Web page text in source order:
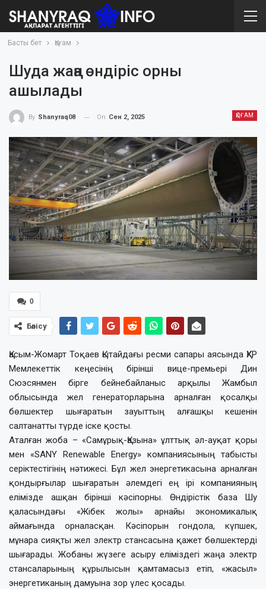
Басты бет Қоғам
Шуда жаңа өндіріс орны
ашылады
ҚОҒАМ
By Shanyraq08 On Сен 2, 2025
0
Бөлісу
Қасым-Жомарт Тоқаев Қытайдағы ресми сапары аясында ҚХР
Мемлекеттік кеңесінің бірінші вице-премьері Дин
Сюэсянмен бірге бейнебайланыс арқылы Жамбыл
облысында жел генераторларына арналған қосалқы
бөлшектер шығаратын зауыттың алғашқы кешенін
салтанатты түрде іске қосты.
Аталған жоба – «Самұрық-Қазына» ұлттық әл-ауқат қоры
мен «SANY Renewable Energy» компаниясының табысты
серіктестігінің нәтижесі. Бұл жел энергетикасына арналған
қондырғылар шығаратын әлемдегі ең ірі компанияның
елімізде ашқан бірінші кәсіпорны. Өндірістік база Шу
қаласындағы «Жібек жолы» арнайы экономикалық
аймағында орналасқан. Кәсіпорын гондола, күпшек,
мұнара сияқты жел электр стансасына қажет бөлшектерді
шығарады. Жобаны жүзеге асыру еліміздегі жаңа электр
стансаларының құрылысын қамтамасыз етіп, «жасыл»
энергетиканың дамуына зор үлес қосады.